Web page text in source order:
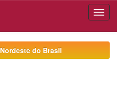
do Brasil